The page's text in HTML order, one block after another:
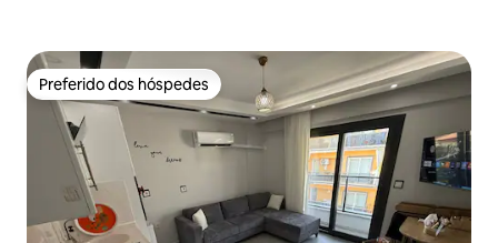
Preferido dos hóspedes
Preferido dos hóspedes